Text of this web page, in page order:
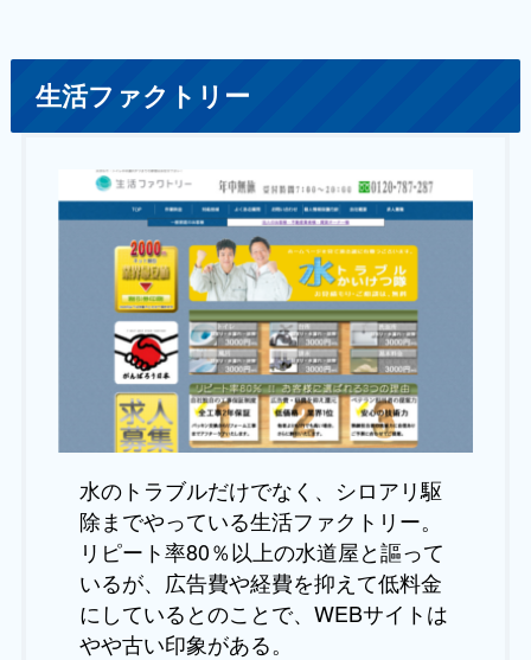
生活ファクトリー
水のトラブルだけでなく、シロアリ駆
除までやっている生活ファクトリー。
リピート率80％以上の水道屋と謳って
いるが、広告費や経費を抑えて低料金
にしているとのことで、WEBサイトは
やや古い印象がある。